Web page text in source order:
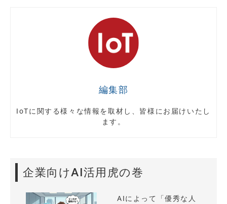
編集部
IoTに関する様々な情報を取材し、皆様にお届けいたし
ます。
企業向けAI活用虎の巻
AIによって「優秀な人